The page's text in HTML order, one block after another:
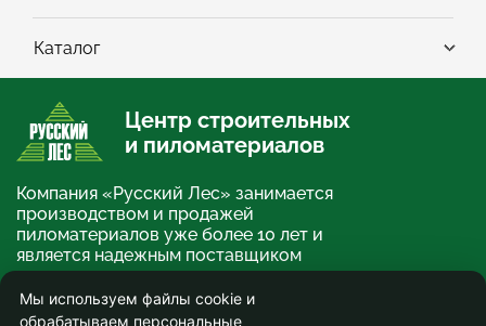
Каталог
Центр строительных
и пиломатериалов
Компания «Русский Лес» занимается
производством и продажей
пиломатериалов уже более 10 лет и
является надежным поставщиком
строительных и отделочных
материалов.
Мы используем файлы cookie и
обрабатываем персональные